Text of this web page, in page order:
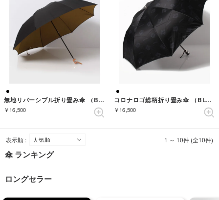
無地リバーシブル折り畳み傘 （BLACK/YELLOW）
￥16,500
コロナロゴ総柄折り畳み傘 （BLACK）
￥16,500
表示順 : 1 ～ 10件 (全10件)
傘 ランキング